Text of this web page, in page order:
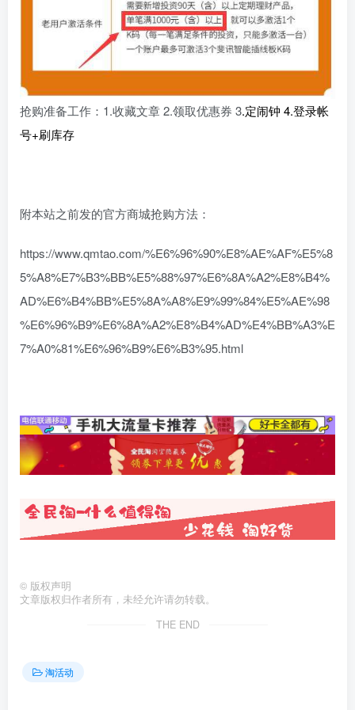
抢购准备工作：1.收藏文章 2.领取优惠券 3.定闹钟 4.登录帐
号+刷库存
附本站之前发的官方商城抢购方法：
https://www.qmtao.com/%E6%96%90%E8%AE%AF%E5%8
5%A8%E7%B3%BB%E5%88%97%E6%8A%A2%E8%B4%
AD%E6%B4%BB%E5%8A%A8%E9%99%84%E5%AE%98
%E6%96%B9%E6%8A%A2%E8%B4%AD%E4%BB%A3%E
7%A0%81%E6%96%B9%E6%B3%95.html
© 版权声明
文章版权归作者所有，未经允许请勿转载。
THE END
淘活动